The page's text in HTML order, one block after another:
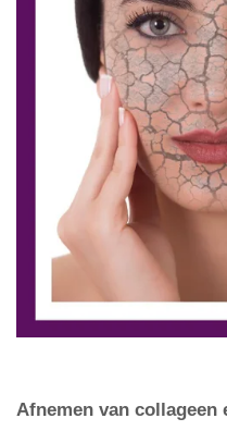
Afnemen van collageen